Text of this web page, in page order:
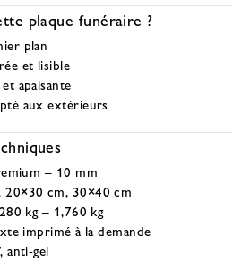
plaque funéraire ?
plan
et lisible
apaisante
aux extérieurs
– 10 mm
20×30 cm, 30×40 cm
kg – 1,760 kg
imprimé à la demande
anti-gel